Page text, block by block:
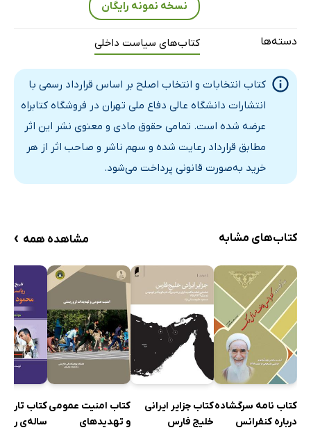
ب): ترکیب سیاسی خانه ملت پس از انقلاب اسلامی
معیار‌ انتخاب ‌‌اصلح از نگاه رهبر معظم انقلاب
آینده انقلاب اسلامی درآیینه افکار شهید مطهری
آسیب‌شناسی انقلاب اسلامی از دیدگاه مقام معظم رهبری
فصل چهارم: آسیب‌شناسی انقلاب اسلامی و انتخابات
هیچ کس را نمی‌توان از شرکت در انتخابات منع کرد یا به شرکت
در یکی از آن‌ها مجبور ساخت
دوران ترمیدور انقلاب
ماهیت معرفتی انقلاب اسلامی از منظر آیت‌الله خامنه‌ای
مسیرهای بازگشت درانقلاب اسلامی
بسط معنایی در گفتمان انقلاب اسلامی
اهداف و آرمان‌های فرهنگی از نگاه معمار انقلاب اسلامی
اهداف و آرمان‌های فرهنگی انقلاب اسلامی از منظر قانون
آسیب‌شناسی انقلاب اسلامی ایران از دیدگاه امام خمینی (ره)
فصل پنجم: پیشنهادات
جمع‌بندی و نتیجه‌گیری
نسخه نمونه رایگان
دسته‌ها کتاب‌های سیاست داخلی
کتاب انتخابات و انتخاب اصلح بر اساس قرارداد رسمی با
انتشارات دانشگاه عالی دفاع ملی تهران در فروشگاه کتابراه
عرضه شده است. تمامی حقوق مادی و معنوی نشر این اثر
مطابق قرارداد رعایت شده و سهم ناشر و صاحب اثر از هر
خرید به‌صورت قانونی پرداخت می‌شود.
کتاب‌های مشابه مشاهده همه ›
کتاب نامه سرگشاده
درباره کنفرانس
کتاب جزایر ایرانی
خلیج فارس
کتاب امنیت عمومی
و تهدیدهای
کتاب
ساله‌ی